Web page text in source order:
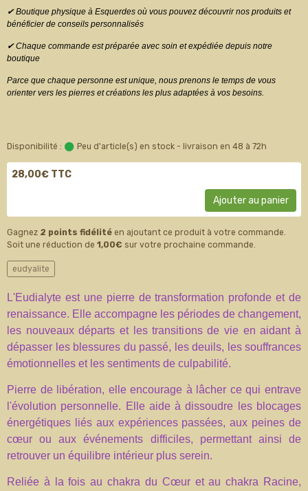
✔ Boutique physique à Esquerdes où vous pouvez découvrir nos produits et
bénéficier de conseils personnalisés
✔ Chaque commande est préparée avec soin et expédiée depuis notre
boutique
Parce que chaque personne est unique, nous prenons le temps de vous
orienter vers les pierres et créations les plus adaptées à vos besoins.
Disponibilité : Peu d'article(s) en stock - livraison en 48 à 72h
28,00€ TTC
Ajouter au panier
Gagnez 2 points fidélité en ajoutant ce produit à votre commande.
Soit une réduction de 1,00€ sur votre prochaine commande.
eudyalite
L'Eudialyte est une pierre de transformation profonde et de
renaissance. Elle accompagne les périodes de changement,
les nouveaux départs et les transitions de vie en aidant à
dépasser les blessures du passé, les deuils, les souffrances
émotionnelles et les sentiments de culpabilité.
Pierre de libération, elle encourage à lâcher ce qui entrave
l'évolution personnelle. Elle aide à dissoudre les blocages
énergétiques liés aux expériences passées, aux peines de
cœur ou aux événements difficiles, permettant ainsi de
retrouver un équilibre intérieur plus serein.
Reliée à la fois au chakra du Cœur et au chakra Racine,